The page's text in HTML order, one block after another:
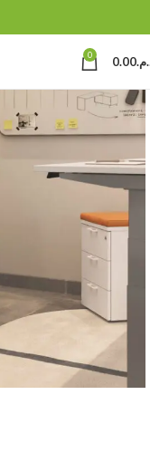
0 0.00